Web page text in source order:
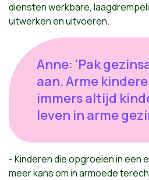
diensten werkbare,
uitwerken en uitvoeren.
Anne: 'Pak
aan. Arme
immers altijd
leven in arme
- Kinderen die opgroeien in een
meer kans om in armoede